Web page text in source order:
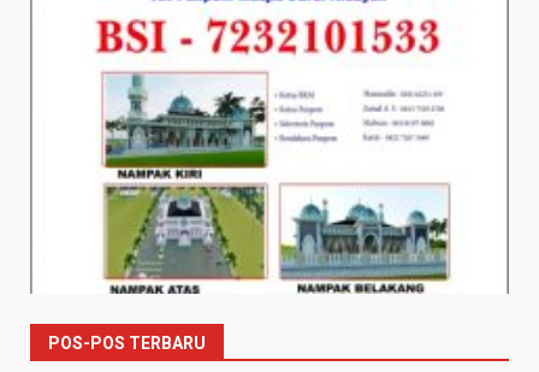
POS-POS TERBARU